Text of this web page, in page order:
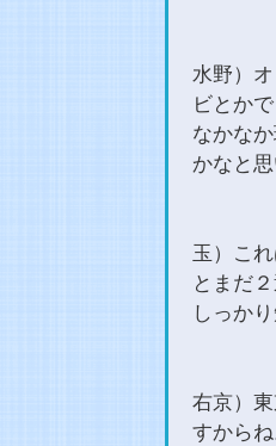
水野）
ビとか
なかな
かなと
玉）こ
とまだ
しっか
右京）
すから